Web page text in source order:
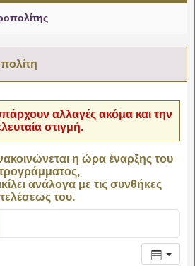
αλλαγές ακόμα και την
στιγμή.
η ώρα έναρξης του
ανάλογα με τις συνθήκες
τελέσεως του.